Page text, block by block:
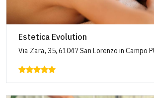
Estetica Evolution
Via Zara, 35, 61047 San Lorenzo in Campo